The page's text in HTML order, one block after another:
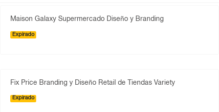
Maison Galaxy Supermercado Diseño y Branding
Expirado
Fix Price Branding y Diseño Retail de Tiendas Variety
Expirado